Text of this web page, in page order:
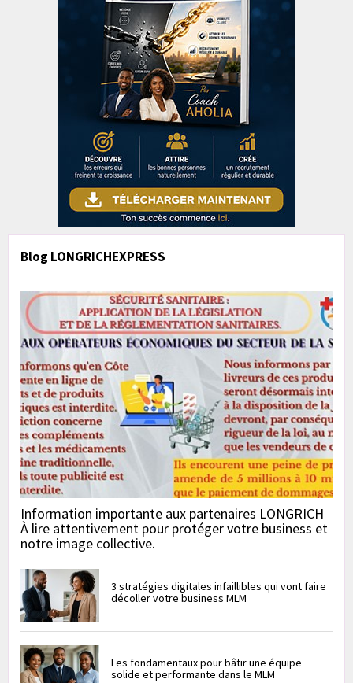
Blog LONGRICHEXPRESS
Information importante aux partenaires LONGRICH
À lire attentivement pour protéger votre business et
notre image collective.
3 stratégies digitales infaillibles qui vont faire
décoller votre business MLM
Les fondamentaux pour bâtir une équipe
solide et performante dans le MLM